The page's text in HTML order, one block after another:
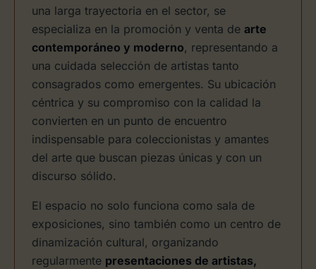
una larga trayectoria en el sector, se
especializa en la promoción y venta de arte
contemporáneo y moderno, representando a
una cuidada selección de artistas tanto
consagrados como emergentes. Su ubicación
céntrica y su compromiso con la calidad la
convierten en un punto de encuentro
indispensable para coleccionistas y amantes
del arte que buscan piezas únicas y con un
discurso sólido.
El espacio no solo funciona como sala de
exposiciones, sino también como un centro de
dinamización cultural, organizando
regularmente presentaciones de artistas,